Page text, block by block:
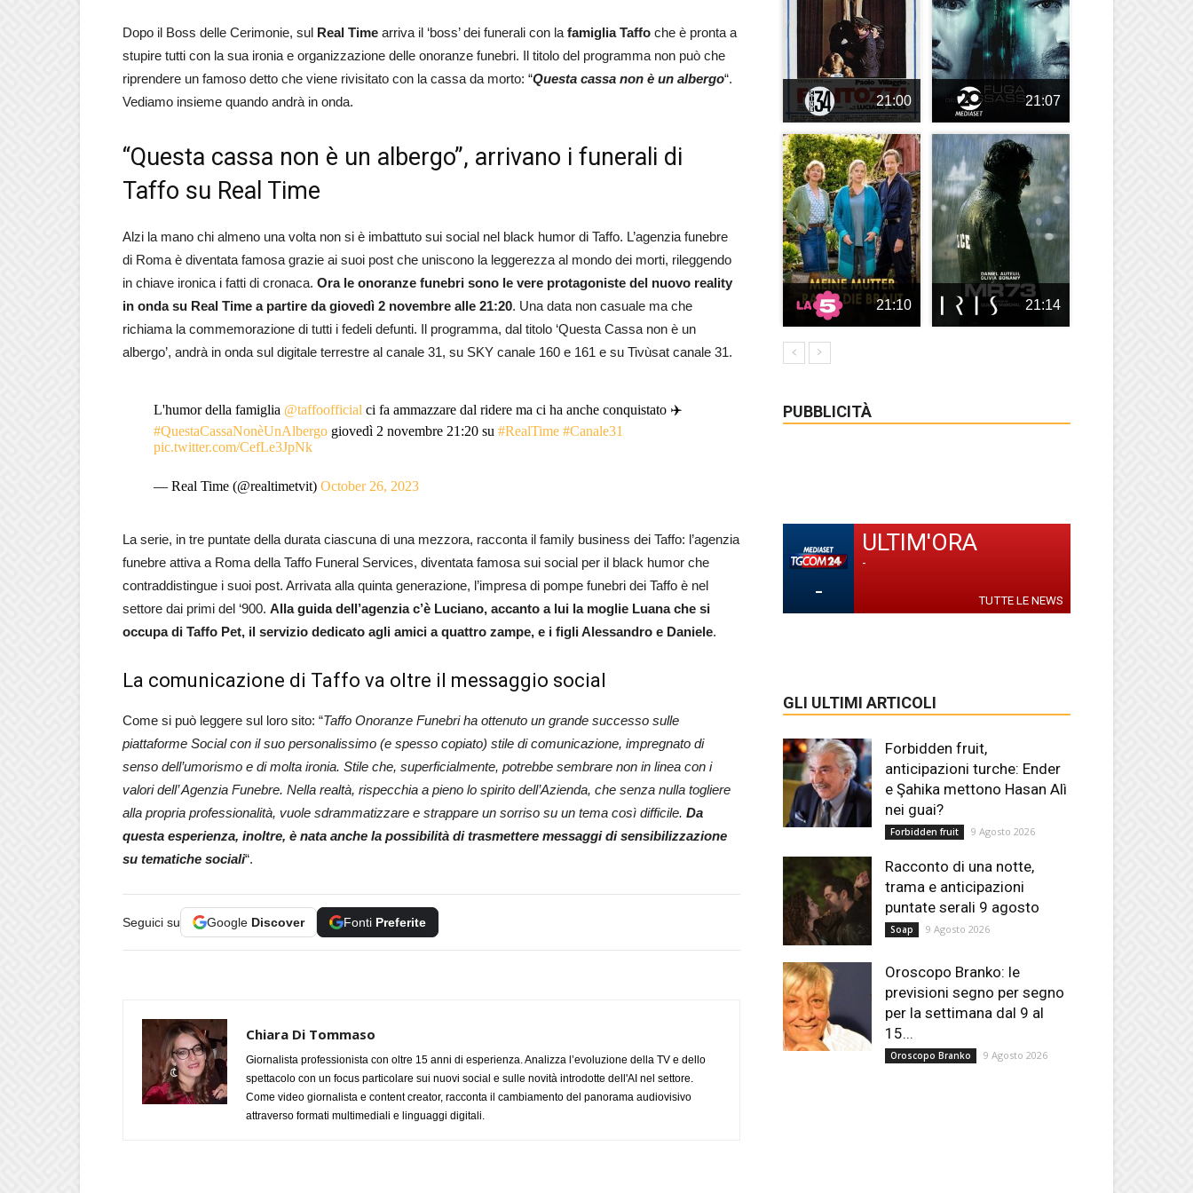
Dopo il Boss delle Cerimonie, sul Real Time arriva il ‘boss’ dei funerali con la famiglia Taffo che è pronta a
stupire tutti con la sua ironia e organizzazione delle onoranze funebri. Il titolo del programma non può che
riprendere un famoso detto che viene rivisitato con la cassa da morto: “Questa cassa non è un albergo“.
Vediamo insieme quando andrà in onda.
“Questa cassa non è un albergo”, arrivano i funerali di
Taffo su Real Time
Alzi la mano chi almeno una volta non si è imbattuto sui social nel black humor di Taffo. L’agenzia funebre
di Roma è diventata famosa grazie ai suoi post che uniscono la leggerezza al mondo dei morti, rileggendo
in chiave ironica i fatti di cronaca. Ora le onoranze funebri sono le vere protagoniste del nuovo reality
in onda su Real Time a partire da giovedì 2 novembre alle 21:20. Una data non casuale ma che
richiama la commemorazione di tutti i fedeli defunti. Il programma, dal titolo ‘Questa Cassa non è un
albergo’, andrà in onda sul digitale terrestre al canale 31, su SKY canale 160 e 161 e su Tivùsat canale 31.
L'humor della famiglia @taffoofficial ci fa ammazzare dal ridere ma ci ha anche conquistato ✈️
#QuestaCassaNonèUnAlbergogiovedì 2 novembre 21:20 su #RealTime #Canale31
pic.twitter.com/CefLe3JpNk
— Real Time (@realtimetvit) October 26, 2023
La serie, in tre puntate della durata ciascuna di una mezzora, racconta il family business dei Taffo: l’agenzia
funebre attiva a Roma della Taffo Funeral Services, diventata famosa sui social per il black humor che
contraddistingue i suoi post. Arrivata alla quinta generazione, l’impresa di pompe funebri dei Taffo è nel
settore dai primi del ‘900. Alla guida dell’agenzia c’è Luciano, accanto a lui la moglie Luana che si
occupa di Taffo Pet, il servizio dedicato agli amici a quattro zampe, e i figli Alessandro e Daniele.
La comunicazione di Taffo va oltre il messaggio social
Come si può leggere sul loro sito: “Taffo Onoranze Funebri ha ottenuto un grande successo sulle
piattaforme Social con il suo personalissimo (e spesso copiato) stile di comunicazione, impregnato di
senso dell’umorismo e di molta ironia. Stile che, superficialmente, potrebbe sembrare non in linea con i
valori dell’ Agenzia Funebre. Nella realtà, rispecchia a pieno lo spirito dell’Azienda, che senza nulla togliere
alla propria professionalità, vuole sdrammatizzare e strappare un sorriso su un tema così difficile. Da
questa esperienza, inoltre, è nata anche la possibilità di trasmettere messaggi di sensibilizzazione
su tematiche sociali“.
Seguici su Google Discover Fonti Preferite
Chiara Di Tommaso
Giornalista professionista con oltre 15 anni di esperienza. Analizza l’evoluzione della TV e dello
spettacolo con un focus particolare sui nuovi social e sulle novità introdotte dell'AI nel settore.
Come video giornalista e content creator, racconta il cambiamento del panorama audiovisivo
attraverso formati multimediali e linguaggi digitali.
21:00 21:07
21:10 21:14
PUBBLICITÀ
-
ULTIM'ORA
-
TUTTE LE NEWS
GLI ULTIMI ARTICOLI
Forbidden fruit,
anticipazioni turche: Ender
e Şahika mettono Hasan Alì
nei guai?
Forbidden fruit 9 Agosto 2026
Racconto di una notte,
trama e anticipazioni
puntate serali 9 agosto
Soap 9 Agosto 2026
Oroscopo Branko: le
previsioni segno per segno
per la settimana dal 9 al
15...
Oroscopo Branko 9 Agosto 2026